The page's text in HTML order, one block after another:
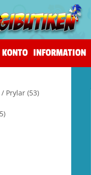
INFORMATION
/ Prylar(53)